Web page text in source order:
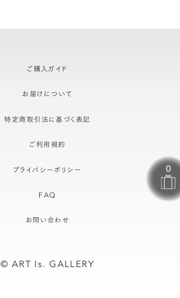
ご購入ガイド
お届けについて
特定商取引法に基づく表記
ご利用規約
プライバシーポリシー
FAQ
お問い合わせ
© ART Is. GALLERY